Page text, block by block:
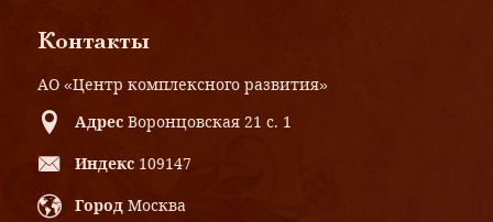
Контакты
АО «Центр комплексного развития»
Адрес Воронцовская 21 с. 1
Индекс 109147
Город Москва